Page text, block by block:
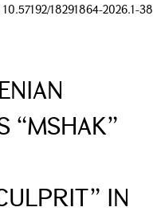
10.57192/18291864-2026.1-38
“MSHAK”
IN